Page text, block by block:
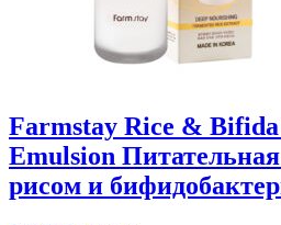
Farmstay Rice &
Emulsion
рисом и